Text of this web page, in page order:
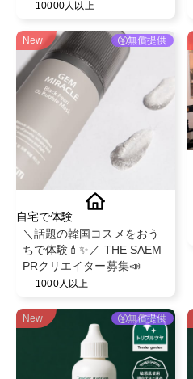
スクリーム 80ml モニター募
10000人以上
New 無償提供
自宅で体験
＼話題の韓国コスメをおう
ちで体験💄✨／ THE SAEM
PRクリエイター募集📣
1000人以上
New 無償提供